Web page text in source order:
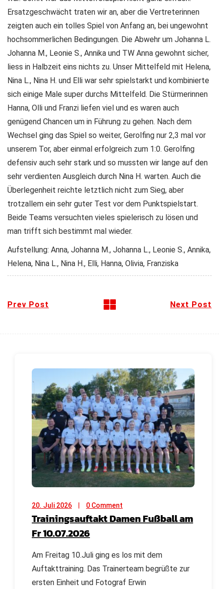
Ersatzgeschwächt traten wir an, aber die Vertreterinnen
zeigten auch ein tolles Spiel von Anfang an, bei ungewohnt
hochsommerlichen Bedingungen. Die Abwehr um Johanna L.
Johanna M., Leonie S., Annika und TW Anna gewohnt sicher,
liess in Halbzeit eins nichts zu. Unser Mittelfeld mit Helena,
Nina L., Nina H. und Elli war sehr spielstarkt und kombinierte
sich einige Male super durchs Mittelfeld. Die Stürmerinnen
Hanna, Olli und Franzi liefen viel und es waren auch
genügend Chancen um in Führung zu gehen. Nach dem
Wechsel ging das Spiel so weiter, Gerolfing nur 2,3 mal vor
unserem Tor, aber einmal erfolgreich zum 1:0. Gerolfing
defensiv auch sehr stark und so mussten wir lange auf den
sehr verdienten Ausgleich durch Nina H. warten. Auch die
Überlegenheit reichte letztlich nicht zum Sieg, aber
trotzallem ein sehr guter Test vor dem Punktspielstart.
Beide Teams versuchten vieles spielerisch zu lösen und
man trifft sich bestimmt mal wieder.
Aufstellung: Anna, Johanna M., Johanna L., Leonie S., Annika,
Helena, Nina L., Nina H., Elli, Hanna, Olivia, Franziska
Prev Post Next Post
20. Juli 2026 0 Comment
Trainingsauftakt Damen Fußball am
Fr 10.07.2026
Am Freitag 10.Juli ging es los mit dem
Auftakttraining. Das Trainerteam begrüßte zur
ersten Einheit und Fotograf Erwin